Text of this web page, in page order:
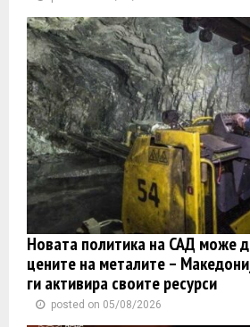
Новата политика на САД може
цените на металите –
ги активира своите ресурси
posted on 05/08/2026